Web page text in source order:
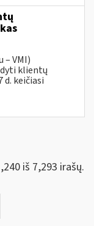
– VMI)
klientų
keičiasi
iš 7,293 irašų.